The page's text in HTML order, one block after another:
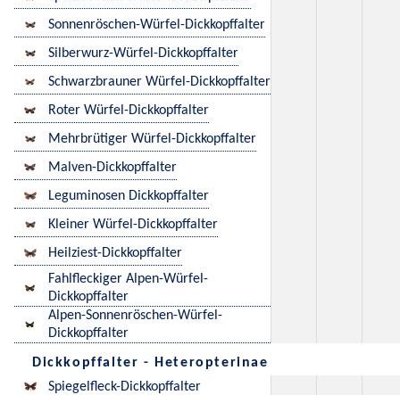
Sonnenröschen-Würfel-Dickkopffalter
Silberwurz-Würfel-Dickkopffalter
Schwarzbrauner Würfel-Dickkopffalter
Roter Würfel-Dickkopffalter
Mehrbrütiger Würfel-Dickkopffalter
Malven-Dickkopffalter
Leguminosen Dickkopffalter
Kleiner Würfel-Dickkopffalter
Heilziest-Dickkopffalter
Fahlfleckiger Alpen-Würfel-
Dickkopffalter
Alpen-Sonnenröschen-Würfel-
Dickkopffalter
Dickkopffalter - Heteropterinae
Spiegelfleck-Dickkopffalter